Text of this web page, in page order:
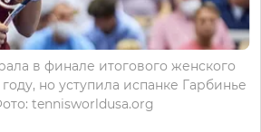
в финале итогового женского
но уступила испанке Гарбинье
tennisworldusa.org